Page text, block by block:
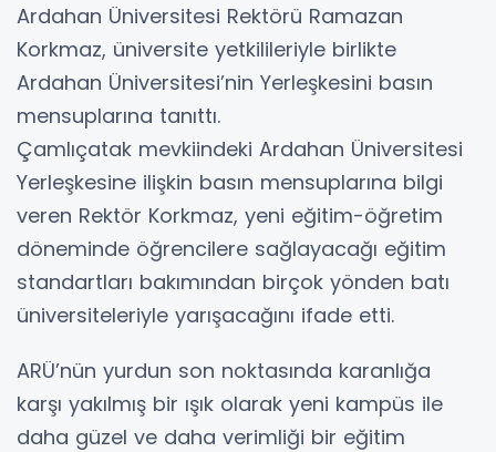
Ardahan Üniversitesi Rektörü Ramazan
Korkmaz, üniversite yetkilileriyle birlikte
Ardahan Üniversitesi’nin Yerleşkesini basın
mensuplarına tanıttı.
Çamlıçatak mevkiindeki Ardahan Üniversitesi
Yerleşkesine ilişkin basın mensuplarına bilgi
veren Rektör Korkmaz, yeni eğitim-öğretim
döneminde öğrencilere sağlayacağı eğitim
standartları bakımından birçok yönden batı
üniversiteleriyle yarışacağını ifade etti.
ARÜ’nün yurdun son noktasında karanlığa
karşı yakılmış bir ışık olarak yeni kampüs ile
daha güzel ve daha verimliği bir eğitim